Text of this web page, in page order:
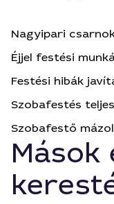
Nagyipari
Éjjel festési
Festési hibák
Szobafestés
Szobafestő
Mások